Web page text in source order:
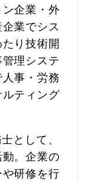
企業・外
業でシス
り技術開
理システ
事・労務
ティング
として、
。企業の
研修を行